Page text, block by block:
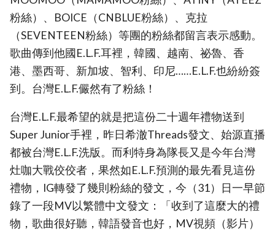
粉絲）、BOICE（CNBLUE粉絲）、克拉
（SEVENTEEN粉絲）等團的粉絲都留言表示感動。
歌曲傳到他國E.L.F.耳裡，韓國、越南、祕魯、香
港、墨西哥、新加坡、智利、印尼……E.L.F.也紛紛簽
到。台灣E.L.F.儼然有了粉絲！
台灣E.L.F.最希望的就是把這份二十週年禮物送到
Super Junior手裡，昨日希澈Threads發文、始源直播
都被台灣E.L.F.洗版。而利特身為隊長又是今年台灣
灶咖大戰佼佼者，果然如E.L.F.預測的最先看見這份
禮物，IG轉發了幾則粉絲的發文，今（31）日一早節
錄了一段MV以繁體中文發文：「收到了這麼大的禮
物，歌曲很好聽，韓語發音也好，MV視頻（影片）